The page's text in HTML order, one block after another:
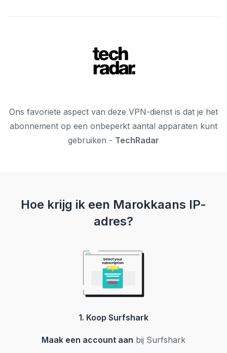
Ons favoriete aspect van deze VPN-dienst is dat je het
abonnement op een onbeperkt aantal apparaten kunt
gebruiken - TechRadar
Hoe krijg ik een Marokkaans IP-
adres?
1. Koop Surfshark
Maak een account aan bij Surfshark